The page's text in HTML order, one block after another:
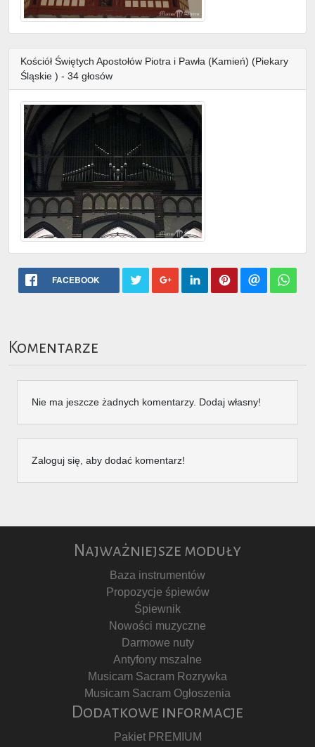
Kościół Świętych Apostołów Piotra i Pawła (Kamień) (Piekary
Śląskie ) - 34 głosów
FACEBOOK
Komentarze
Nie ma jeszcze żadnych komentarzy. Dodaj własny!
Zaloguj się, aby dodać komentarz!
Najważniejsze moduły
Baza instrumentów
Propozycje śpiewów
Śpiewnik
Nowości muzyczne
Darmowe nuty
Antyfony mszalne
Musicam Sacram Rozrywka
Musicam Sacram Ogłoszenia
Dodatkowe informacje
Pakiet PREMIUM